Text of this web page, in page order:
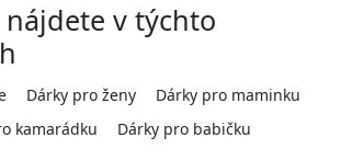
v týchto
Dárky pro ženy
Dárky pro maminku
kamarádku
Dárky pro babičku